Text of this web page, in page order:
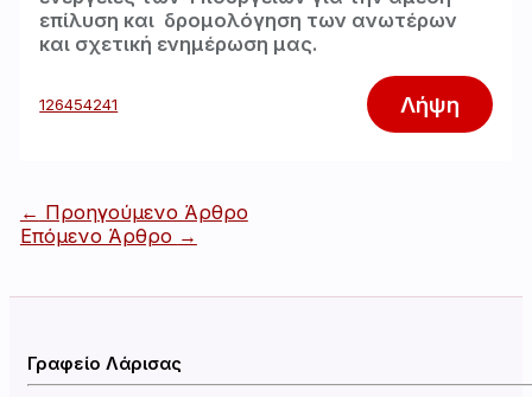
επίλυση και δρομολόγηση των ανωτέρων
και σχετική ενημέρωση μας.
126454241 Λήψη
Πλοήγηση
άρθρων
← Προηγούμενο Άρθρο
Επόμενο Άρθρο →
Γραφείο Λάρισας